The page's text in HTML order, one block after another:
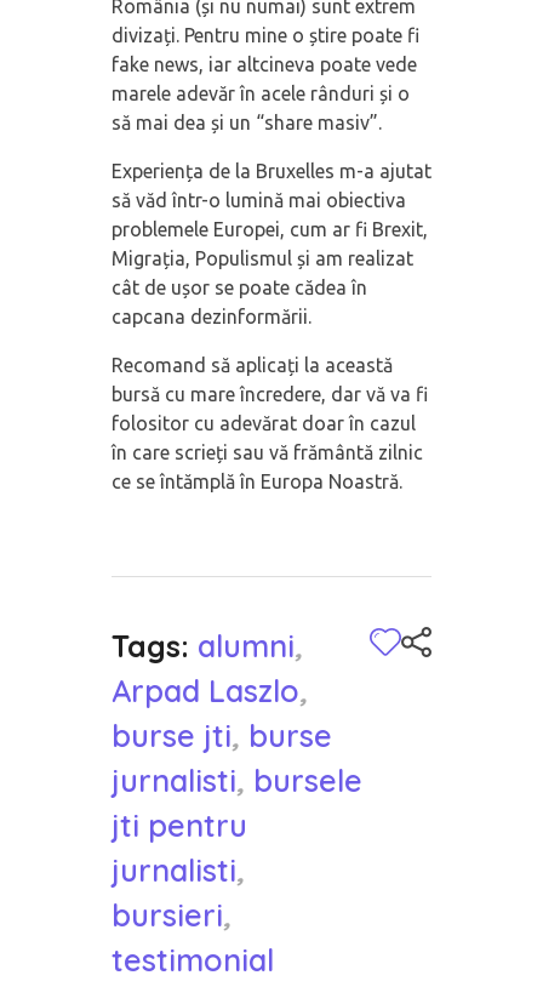
România (și nu numai) sunt extrem
divizați. Pentru mine o știre poate fi
fake news, iar altcineva poate vede
marele adevăr în acele rânduri și o
să mai dea și un “share masiv”.
Experiența de la Bruxelles m-a ajutat
să văd într-o lumină mai obiectiva
problemele Europei, cum ar fi Brexit,
Migrația, Populismul și am realizat
cât de ușor se poate cădea în
capcana dezinformării.
Recomand să aplicați la această
bursă cu mare încredere, dar vă va fi
folositor cu adevărat doar în cazul
în care scrieți sau vă frământă zilnic
ce se întămplă în Europa Noastră.
Tags: alumni,
Arpad Laszlo,
burse jti, burse
jurnalisti, bursele
jti pentru
jurnalisti,
bursieri,
testimonial